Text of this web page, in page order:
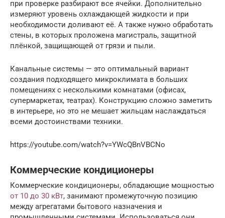
при проверке разбирают все ячейки. Дополнительно
измеряют уровень охлаждающей жидкости и при
необходимости доливают её. А также нужно обработать
стены, в которых проложена магистраль, защитной
плёнкой, защищающей от грязи и пыли.
Канальные системы — это оптимальный вариант
создания подходящего микроклимата в больших
помещениях с несколькими комнатами (офисах,
супермаркетах, театрах). Конструкцию сложно заметить
в интерьере, но это не мешает жильцам наслаждаться
всеми достоинствами техники.
https://youtube.com/watch?v=YWcQBnVBCNo
Коммерческие кондиционеры
Коммерческие кондиционеры, обладающие мощностью
от 10 до 30 кВт, занимают промежуточную позицию
между агрегатами бытового назначения и